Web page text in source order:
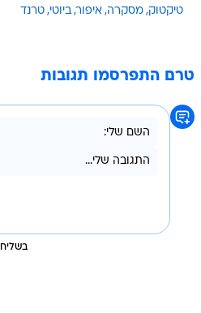
טיקטוק מסקרה איפור ביוטי טרנד
טרם התפרסמו תגובות